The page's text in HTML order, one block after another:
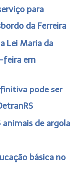
para
da Ferreira
Lei Maria da
feira em
pode ser
de argola
básica no